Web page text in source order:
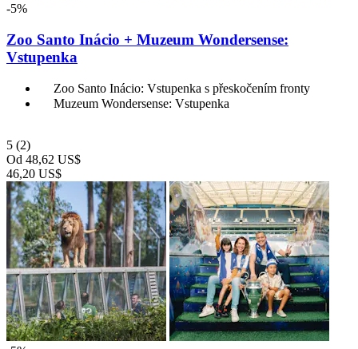
-5%
Zoo Santo Inácio + Muzeum Wondersense:
Vstupenka
Zoo Santo Inácio: Vstupenka s přeskočením fronty
Muzeum Wondersense: Vstupenka
5 (2)
Od 48,62 US$
46,20 US$